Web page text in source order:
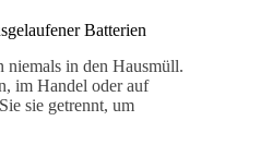
Batterien
niemals in den Hausmüll.
im Handel oder auf
sie getrennt, um